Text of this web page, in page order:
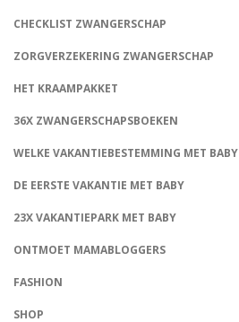
CHECKLIST ZWANGERSCHAP
ZORGVERZEKERING ZWANGERSCHAP
HET KRAAMPAKKET
36X ZWANGERSCHAPSBOEKEN
WELKE VAKANTIEBESTEMMING MET BABY
DE EERSTE VAKANTIE MET BABY
23X VAKANTIEPARK MET BABY
ONTMOET MAMABLOGGERS
FASHION
SHOP